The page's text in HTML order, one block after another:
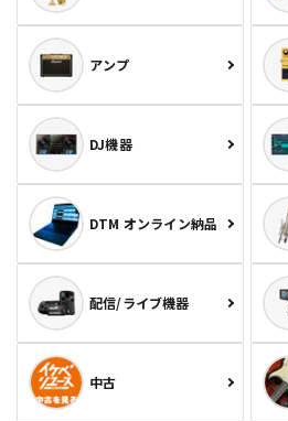
アンプ
DJ機器
DTM オンライン納品
配信/ライブ機器
中古